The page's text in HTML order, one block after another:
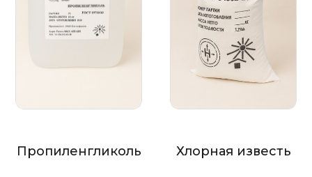
Пропиленгликоль Хлорная известь